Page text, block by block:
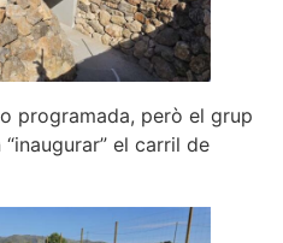
programada, però el grup
el carril de